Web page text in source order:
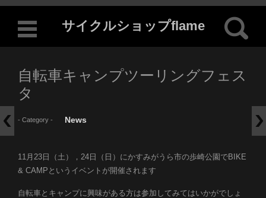
サイクルショップflame
検索:
コンテンツに移動
自転車キャンプツーリングフェス
タ
- Category - News
11月23日（土），24日（日）にかすみがうら市の歩崎公園でBIKE
& CAMPというイベントが開催されます
自転車とキャンプに興味がある方は参加してみてはいかがでしょ